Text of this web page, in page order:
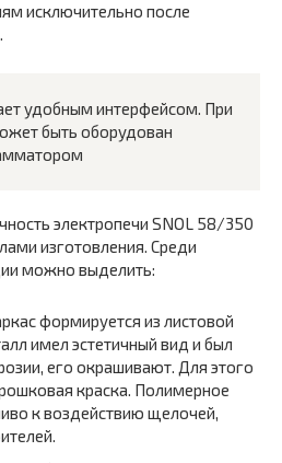
исключительно после
удобным интерфейсом. При
быть оборудован
электропечи SNOL 58/350
изготовления. Среди
можно выделить:
формируется из листовой
имел эстетичный вид и был
его окрашивают. Для этого
краска. Полимерное
к воздействию щелочей,